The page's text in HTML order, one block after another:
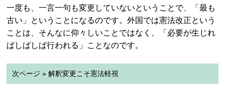
一度も、一言一句も変更していないということで、「最も
古い」ということになるのです。外国では憲法改正という
ことは、そんなに仰々しいことではなく、「必要が生じれ
ばしばしば行われる」ことなのです。
次ページ » 解釈変更こそ憲法軽視